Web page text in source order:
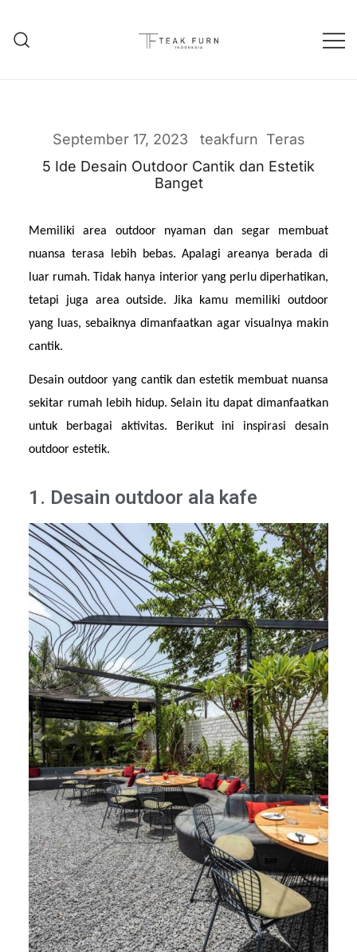
September 17, 2023 teakfurn Teras
5 Ide Desain Outdoor Cantik dan Estetik
Banget
Memiliki area outdoor nyaman dan segar membuat
nuansa terasa lebih bebas. Apalagi areanya berada di
luar rumah. Tidak hanya interior yang perlu diperhatikan,
tetapi juga area outside. Jika kamu memiliki outdoor
yang luas, sebaiknya dimanfaatkan agar visualnya makin
cantik.
Desain outdoor yang cantik dan estetik membuat nuansa
sekitar rumah lebih hidup. Selain itu dapat dimanfaatkan
untuk berbagai aktivitas. Berikut ini inspirasi desain
outdoor estetik.
1. Desain outdoor ala kafe